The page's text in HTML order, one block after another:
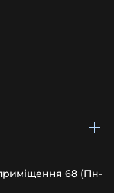
приміщення 68 (Пн-